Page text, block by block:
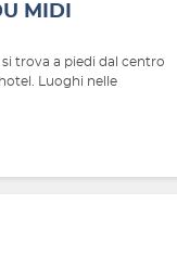
MIDI
si trova a piedi dal centro
Luoghi nelle